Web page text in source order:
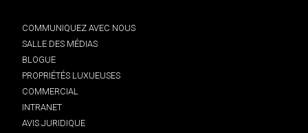
COMMUNIQUEZ AVEC NOUS
SALLE DES MÉDIAS
BLOGUE
PROPRIÉTÉS LUXUEUSES
COMMERCIAL
INTRANET
AVIS JURIDIQUE